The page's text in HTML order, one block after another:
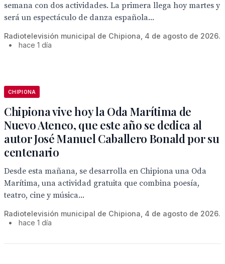
semana con dos actividades. La primera llega hoy martes y
será un espectáculo de danza española...
Radiotelevisión municipal de Chipiona, 4 de agosto de 2026.
•
hace 1 día
CHIPIONA
Chipiona vive hoy la Oda Marítima de
Nuevo Ateneo, que este año se dedica al
autor José Manuel Caballero Bonald por su
centenario
Desde esta mañana, se desarrolla en Chipiona una Oda
Marítima, una actividad gratuita que combina poesía,
teatro, cine y música...
Radiotelevisión municipal de Chipiona, 4 de agosto de 2026.
•
hace 1 día